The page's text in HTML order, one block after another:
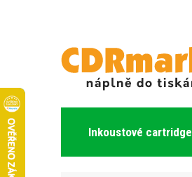
Inkoustové cartridge